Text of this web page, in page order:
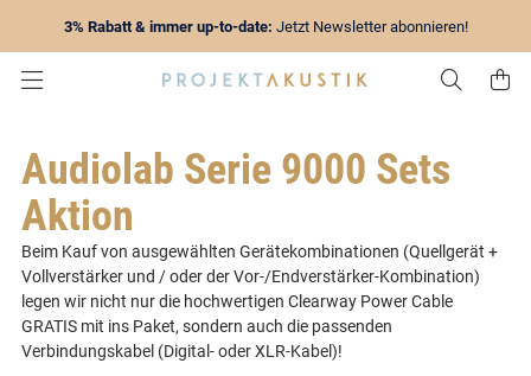
3% Rabatt & immer up-to-date: Jetzt Newsletter abonnieren!
Zur
Audiolab Serie 9000 Sets
Aktion
Beim Kauf von ausgewählten Gerätekombinationen (Quellgerät +
Vollverstärker und / oder der Vor-/Endverstärker-Kombination)
legen wir nicht nur die hochwertigen Clearway Power Cable
GRATIS mit ins Paket, sondern auch die passenden
Verbindungskabel (Digital- oder XLR-Kabel)!